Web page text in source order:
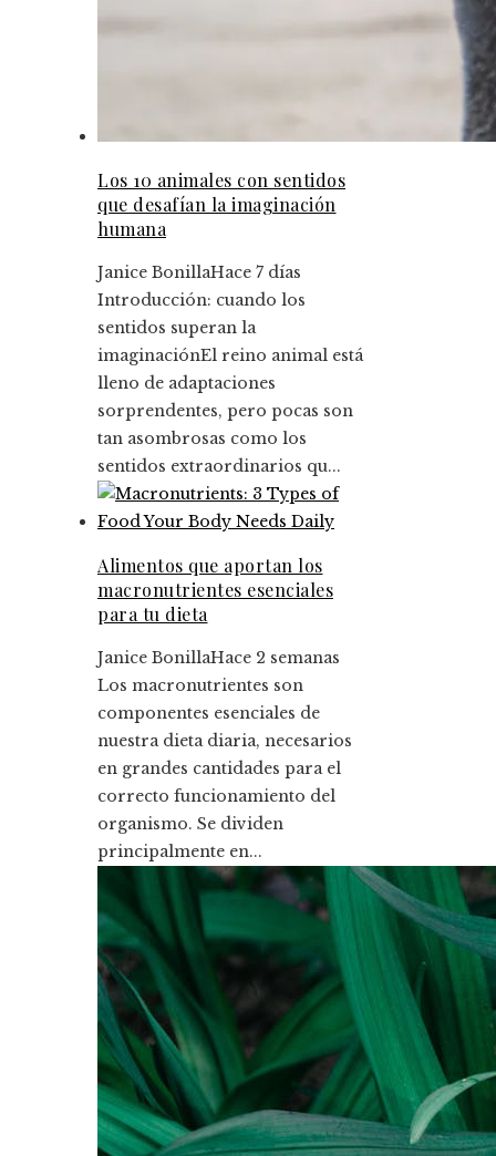
Los 10 animales con sentidos
que desafían la imaginación
humana
Janice BonillaHace 7 días
Introducción: cuando los
sentidos superan la
imaginaciónEl reino animal está
lleno de adaptaciones
sorprendentes, pero pocas son
tan asombrosas como los
sentidos extraordinarios qu...
Alimentos que aportan los
macronutrientes esenciales
para tu dieta
Janice BonillaHace 2 semanas
Los macronutrientes son
componentes esenciales de
nuestra dieta diaria, necesarios
en grandes cantidades para el
correcto funcionamiento del
organismo. Se dividen
principalmente en...